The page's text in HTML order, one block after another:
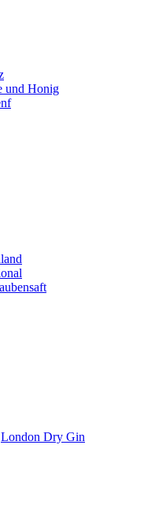
und Honig
London Dry Gin